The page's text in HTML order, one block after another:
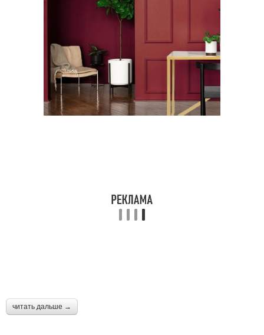
читать дальше →